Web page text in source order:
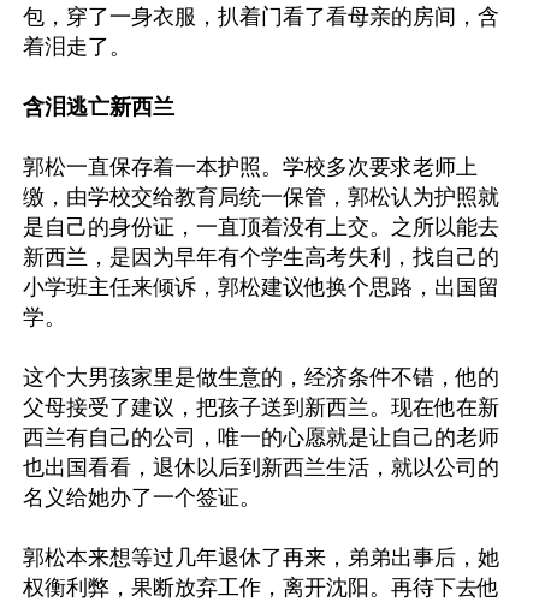
包，穿了一身衣服，扒着门看了看母亲的房间，含
着泪走了。
含泪逃亡新西兰
郭松一直保存着一本护照。学校多次要求老师上
缴，由学校交给教育局统一保管，郭松认为护照就
是自己的身份证，一直顶着没有上交。之所以能去
新西兰，是因为早年有个学生高考失利，找自己的
小学班主任来倾诉，郭松建议他换个思路，出国留
学。
这个大男孩家里是做生意的，经济条件不错，他的
父母接受了建议，把孩子送到新西兰。现在他在新
西兰有自己的公司，唯一的心愿就是让自己的老师
也出国看看，退休以后到新西兰生活，就以公司的
名义给她办了一个签证。
郭松本来想等过几年退休了再来，弟弟出事后，她
权衡利弊，果断放弃工作，离开沈阳。再待下去他